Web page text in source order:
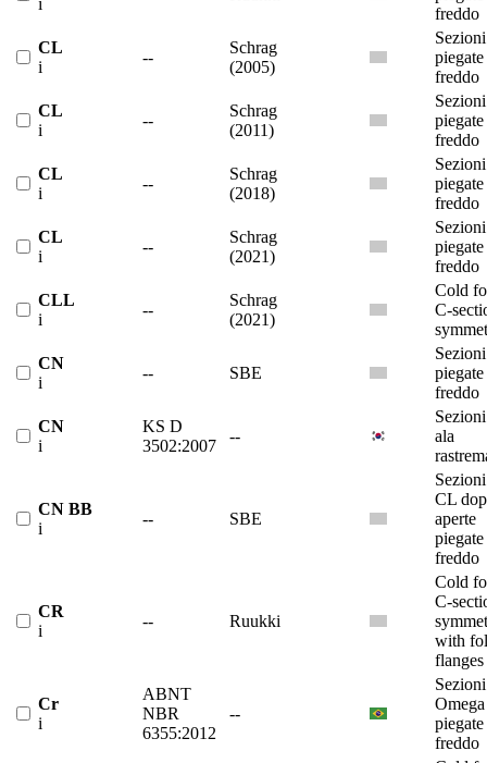
i
freddo
CL
i
--
Schrag
(2005)
piegate
freddo
CL
i
--
Schrag
(2011)
piegate
freddo
CL
i
--
Schrag
(2018)
piegate
freddo
CL
i
--
Schrag
(2021)
piegate
freddo
CLL
i
--
Schrag
(2021)
Cold
C-
CN
i
-- SBE
piegate
freddo
CN
i
KS D
3502:2007
--
ala
CN BB
i
-- SBE
CL
aperte
piegate
freddo
CR
i
-- Ruukki
Cold
C-
with
flanges
Cr
i
ABNT
NBR
6355:2012
--
Omega
piegate
freddo